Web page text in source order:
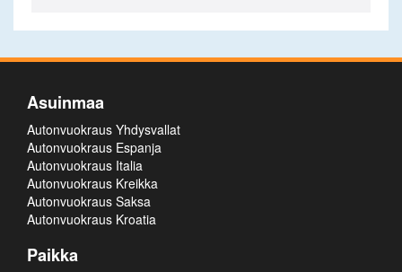
Asuinmaa
Autonvuokraus Yhdysvallat
Autonvuokraus Espanja
Autonvuokraus Italia
Autonvuokraus Kreikka
Autonvuokraus Saksa
Autonvuokraus Kroatia
Paikka